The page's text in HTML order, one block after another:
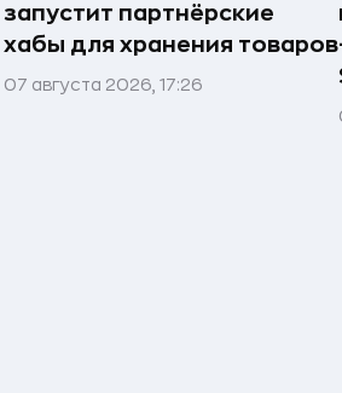
запустит партнёрские
хабы для хранения товаров
07 августа 2026, 17:26